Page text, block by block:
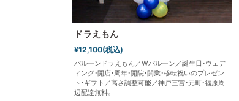
ドラえもん
¥12,100(税込)
バルーンドラえもん／Wバルーン／誕生日・ウェデ
ィング・開店・周年・開院・開業・移転祝いのプレゼン
ト・ギフト／高さ調整可能／神戸三宮・元町・福原周
辺配達無料。